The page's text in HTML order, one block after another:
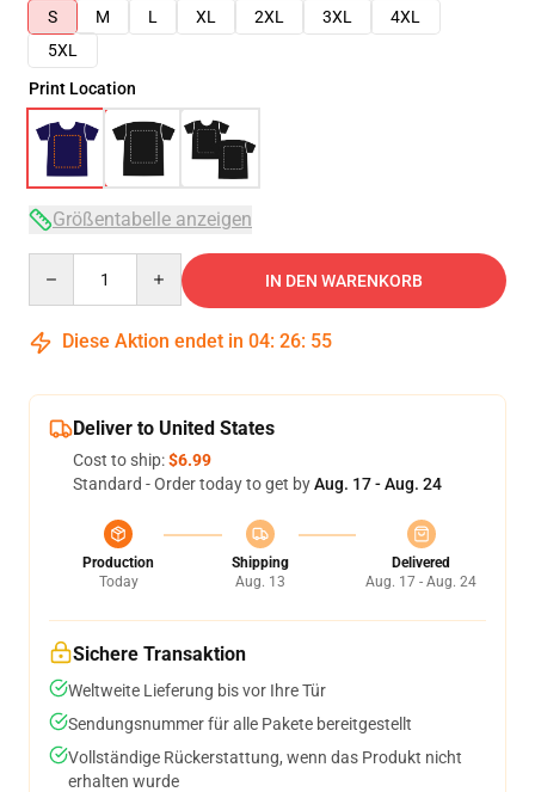
S
M L XL 2XL 3XL
4XL
5XL
Print Location
Größentabelle anzeigen
IN DEN WARENKORB
Diese Aktion endet in 04: 26: 54
Deliver to United States
Cost to ship:$6.99
Standard - Order today to get byAug. 17 - Aug. 24
Production
Today
Shipping
Aug. 13
Delivered
Aug. 17 - Aug. 24
Sichere Transaktion
Weltweite Lieferung bis vor Ihre Tür
Sendungsnummer für alle Pakete bereitgestellt
Vollständige Rückerstattung, wenn das Produkt nicht
erhalten wurde